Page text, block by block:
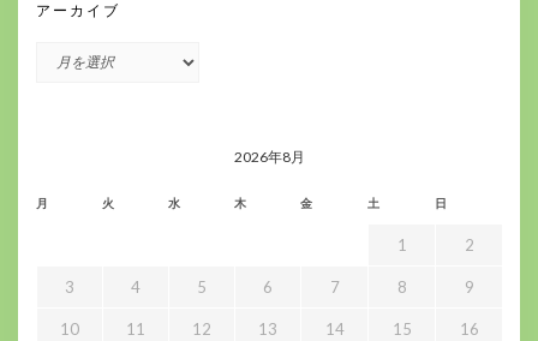
アーカイブ
2026年8月
月 火 水 木 金 土 日
1 2
3 4 5 6 7 8 9
10 11 12 13 14 15 16